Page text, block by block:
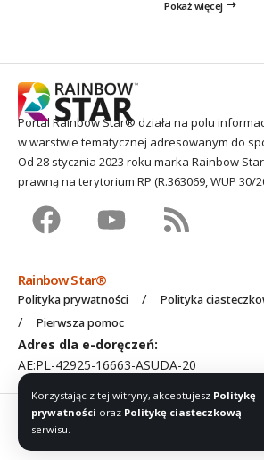
Korzystając z tej witryny, akceptujesz Politykę
prywatności oraz Politykę ciasteczkową
serwisu.
Pokaż więcej
Portal Rainbow Star® działa na polu
w warstwie tematycznej adresowanym do
Od 28 stycznia 2023 roku marka Rainbow
prawną na terytorium RP (R.363069, WUP 30/
Rainbow Star®
Polityka prywatności
Polityka
Pierwsza pomoc
Adres dla e-doręczeń:
AE:PL-42925-16663-ASUDA-20
2016 – 2026 © Rainbow Star® c/oStardar